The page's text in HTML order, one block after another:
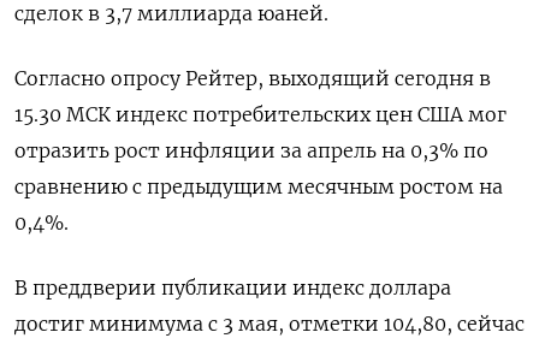
сделок в 3,7 миллиарда юаней.
Согласно опросу Рейтер, выходящий сегодня в
15.30 МСК индекс потребительских цен США мог
отразить рост инфляции за апрель на 0,3% по
сравнению с предыдущим месячным ростом на
0,4%.
В преддверии публикации индекс доллара
достиг минимума с 3 мая, отметки 104,80, сейчас